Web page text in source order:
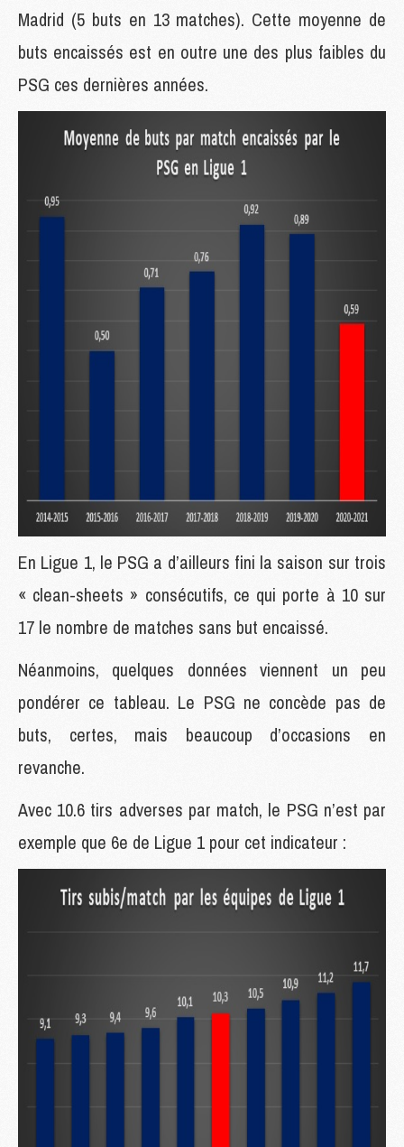
Madrid (5 buts en 13 matches). Cette moyenne de
buts encaissés est en outre une des plus faibles du
PSG ces dernières années.
En Ligue 1, le PSG a d’ailleurs fini la saison sur trois
« clean-sheets » consécutifs, ce qui porte à 10 sur
17 le nombre de matches sans but encaissé.
Néanmoins, quelques données viennent un peu
pondérer ce tableau. Le PSG ne concède pas de
buts, certes, mais beaucoup d’occasions en
revanche.
Avec 10.6 tirs adverses par match, le PSG n’est par
exemple que 6e de Ligue 1 pour cet indicateur :